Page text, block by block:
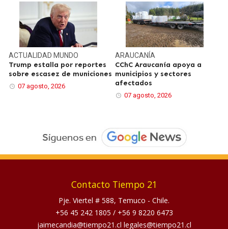
ACTUALIDAD MUNDO
Trump estalla por reportes
sobre escasez de municiones
07 agosto, 2026
ARAUCANÍA
CChC Araucanía apoya a
municipios y sectores
afectados
07 agosto, 2026
Contacto Tiempo 21
Pje. Viertel # 588, Temuco - Chile.
+56 45 242 1805 / +56 9 8220 6473
jaimecandia@tiempo21.cl legales@tiempo21.cl